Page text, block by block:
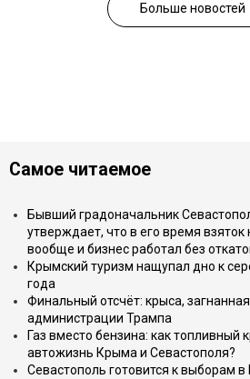
Больше новостей
Самое читаемое
Бывший градоначальник
утверждает, что в его время
вообще и бизнес работал без
Крымский туризм нащупал дно к
года
Финальный отсчёт: крыса,
администрации Трампа
Газ вместо бензина: как топливный
автожизнь Крыма и Севастополя?
Севастополь готовится к выборам в